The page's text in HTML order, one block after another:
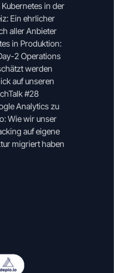
in der
Ein ehrlicher
aller Anbieter
in Produktion:
2 Operations
werden
auf unseren
#28
Analytics zu
Wie wir unser
auf eigene
migriert haben